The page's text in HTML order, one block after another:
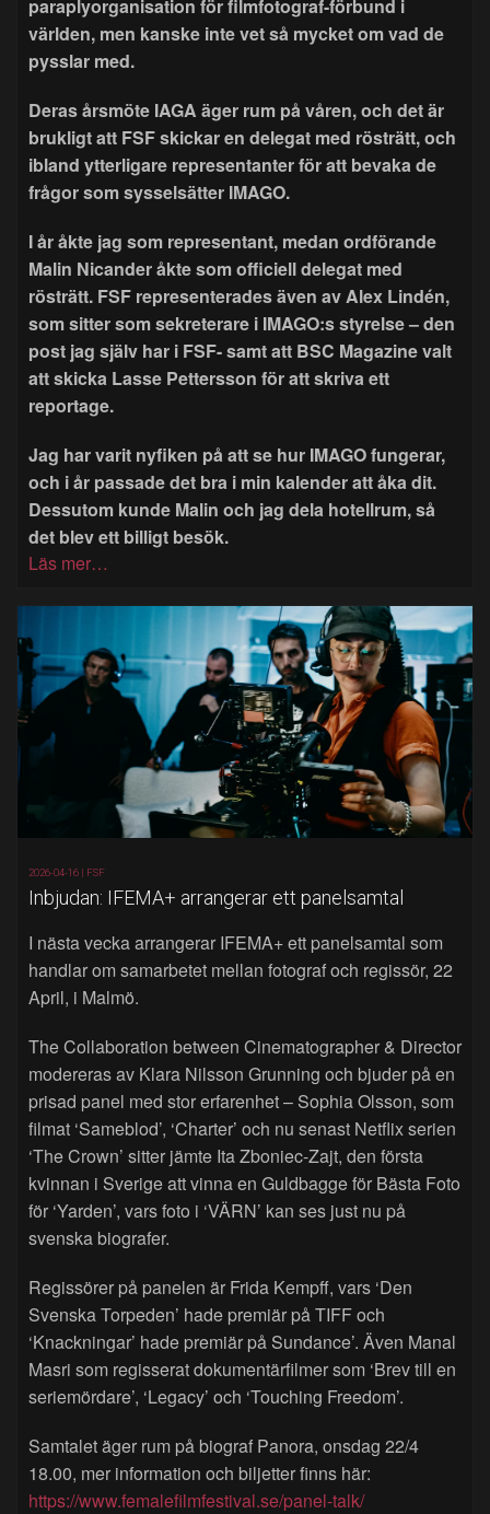
paraplyorganisation för filmfotograf-förbund i
världen, men kanske inte vet så mycket om vad de
pysslar med.
Deras årsmöte IAGA äger rum på våren, och det är
brukligt att FSF skickar en delegat med rösträtt, och
ibland ytterligare representanter för att bevaka de
frågor som sysselsätter IMAGO.
I år åkte jag som representant, medan ordförande
Malin Nicander åkte som officiell delegat med
rösträtt. FSF representerades även av Alex Lindén,
som sitter som sekreterare i IMAGO:s styrelse – den
post jag själv har i FSF- samt att BSC Magazine valt
att skicka Lasse Pettersson för att skriva ett
reportage.
Jag har varit nyfiken på att se hur IMAGO fungerar,
och i år passade det bra i min kalender att åka dit.
Dessutom kunde Malin och jag dela hotellrum, så
det blev ett billigt besök.
Läs mer…
2026-04-16 | FSF
Inbjudan: IFEMA+ arrangerar ett panelsamtal
I nästa vecka arrangerar IFEMA+ ett panelsamtal som
handlar om samarbetet mellan fotograf och regissör, 22
April, i Malmö.
The Collaboration between Cinematographer & Director
modereras av Klara Nilsson Grunning och bjuder på en
prisad panel med stor erfarenhet – Sophia Olsson, som
filmat ‘Sameblod’, ‘Charter’ och nu senast Netflix serien
‘The Crown’ sitter jämte Ita Zboniec-Zajt, den första
kvinnan i Sverige att vinna en Guldbagge för Bästa Foto
för ‘Yarden’, vars foto i ‘VÄRN’ kan ses just nu på
svenska biografer.
Regissörer på panelen är Frida Kempff, vars ‘Den
Svenska Torpeden’ hade premiär på TIFF och
‘Knackningar’ hade premiär på Sundance’. Även Manal
Masri som regisserat dokumentärfilmer som ‘Brev till en
seriemördare’, ‘Legacy’ och ‘Touching Freedom’.
Samtalet äger rum på biograf Panora, onsdag 22/4
18.00, mer information och biljetter finns här:
https://www.femalefilmfestival.se/panel-talk/